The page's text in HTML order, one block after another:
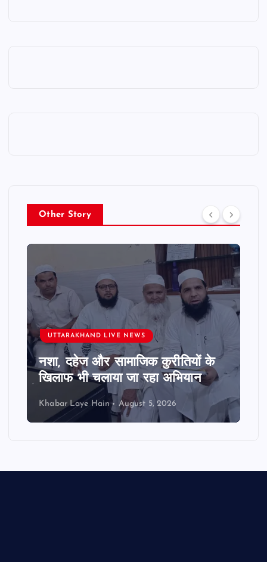
Other Story
UTTARAKHAND LIVE NEWS
नशा, दहेज और सामाजिक कुरीतियों के
खिलाफ भी चलाया जा रहा अभियान
Khabar Laye Hain August 5, 2026